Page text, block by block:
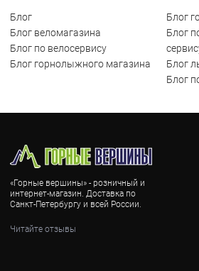
Блог
Блог веломагазина
Блог по велосервису
Блог горнолыжного магазина
Блог
Блог
Блог
Блог
«Горные вершины» - розничный и
интернет-магазин. Доставка по
Санкт-Петербургу и всей России.
Читайте отзывы